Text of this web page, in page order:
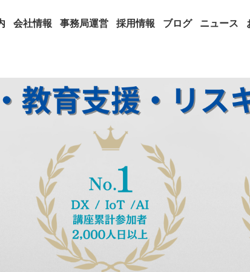
会社情報 事務局運営 採用情報 ブログ ニュース